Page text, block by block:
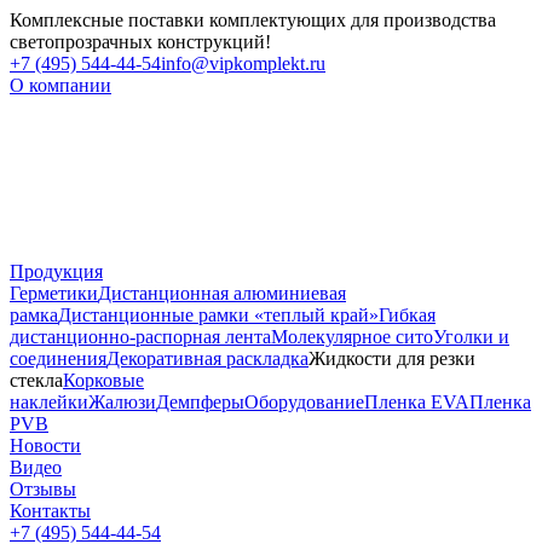
Комплексные поставки комплектующих для производства
светопрозрачных конструкций!
+7 (495) 544-44-54info@vipkomplekt.ru
О компании
Продукция
ГерметикиДистанционная алюминиевая
рамкаДистанционные рамки «теплый край»Гибкая
дистанционно-распорная лентаМолекулярное ситоУголки и
соединенияДекоративная раскладкаЖидкости для резки
стеклаКорковые
наклейкиЖалюзиДемпферыОборудованиеПленка EVAПленка
PVB
Новости
Видео
Отзывы
Контакты
+7 (495) 544-44-54